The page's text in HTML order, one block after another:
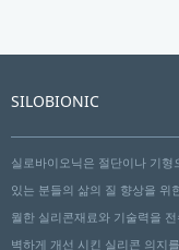
SILOBIONIC
실로바이오닉은 절단이나 기
있는 분들의 삶의 질 향상을
월한 실리콘재료와 기술력을
벽하게 개선 시킨 실리콘 의지